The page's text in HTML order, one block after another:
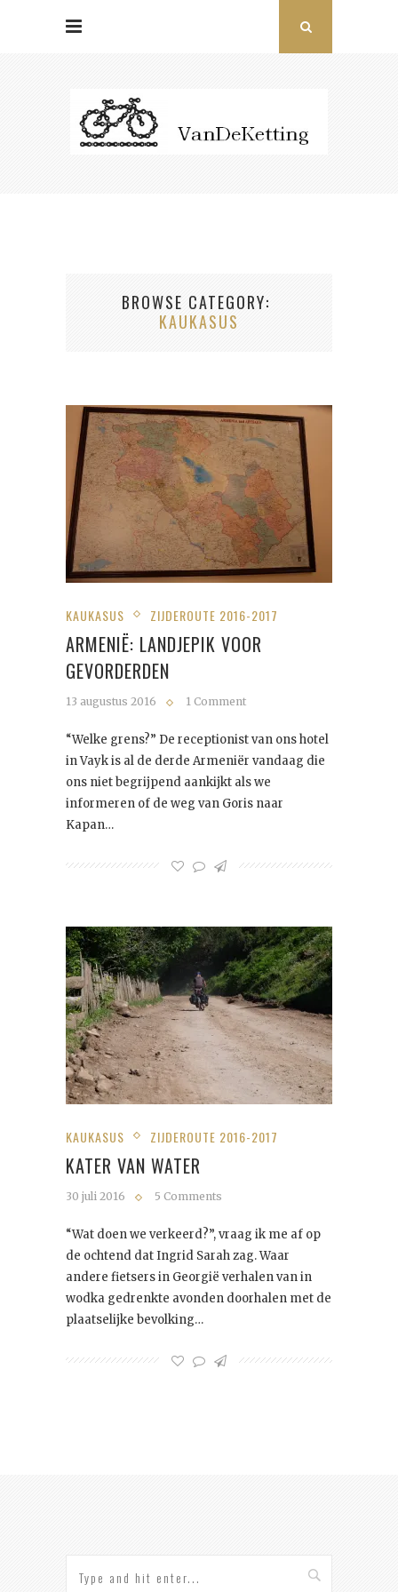
BROWSE CATEGORY
KAUKASUS
KAUKASUS ZIJDEROUTE 2016-2017
ARMENIË: LANDJEPIK VOOR
GEVORDERDEN
13 augustus 2016 1 Comment
“Welke grens?” De receptionist van ons hotel
in Vayk is al de derde Armeniër vandaag die
ons niet begrijpend aankijkt als we
informeren of de weg van Goris naar
Kapan…
KAUKASUS ZIJDEROUTE 2016-2017
KATER VAN WATER
30 juli 2016 5 Comments
“Wat doen we verkeerd?”, vraag ik me af op
de ochtend dat Ingrid Sarah zag. Waar
andere fietsers in Georgië verhalen van in
wodka gedrenkte avonden doorhalen met de
plaatselijke bevolking…